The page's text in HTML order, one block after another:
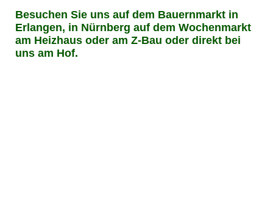
Besuchen Sie uns auf dem Bauernmarkt in
Erlangen, in Nürnberg auf dem Wochenmarkt
am Heizhaus oder am Z-Bau oder direkt bei
uns am Hof.